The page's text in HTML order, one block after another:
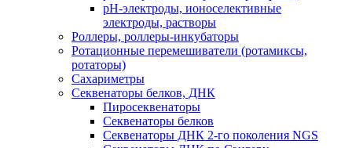
рН-электроды, ионоселективные
электроды, растворы
Роллеры, роллеры-инкубаторы
Ротационные перемешиватели (ротамиксы,
ротаторы)
Сахариметры
Секвенаторы белков, ДНК
Пиросеквенаторы
Секвенаторы белков
Секвенаторы ДНК 2-го поколения NGS